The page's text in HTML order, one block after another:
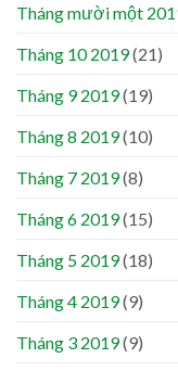
Tháng mười một
Tháng 10 2019(21)
Tháng 9 2019(19)
Tháng 8 2019(10)
Tháng 7 2019(8)
Tháng 6 2019(15)
Tháng 5 2019(18)
Tháng 4 2019(9)
Tháng 3 2019(9)